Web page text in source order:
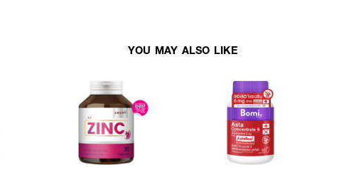
YOU MAY ALSO LIKE